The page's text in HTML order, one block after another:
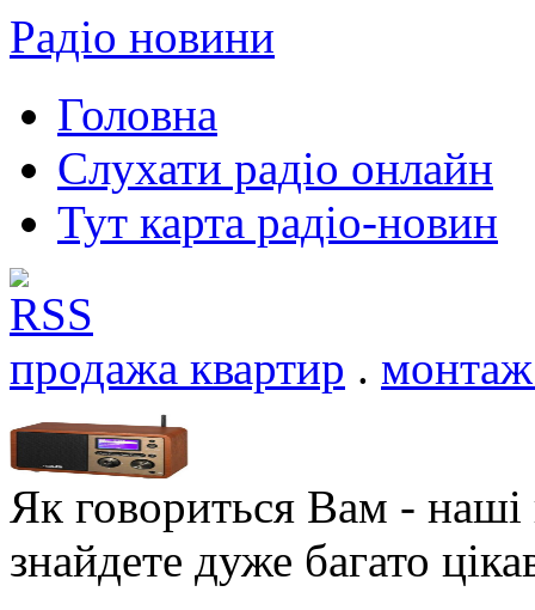
Радіо новини
Головна
Слухати радіо онлайн
Тут карта радіо-новин
продажа квартир . монтаж
Як говориться Вам - наші
знайдете дуже багато